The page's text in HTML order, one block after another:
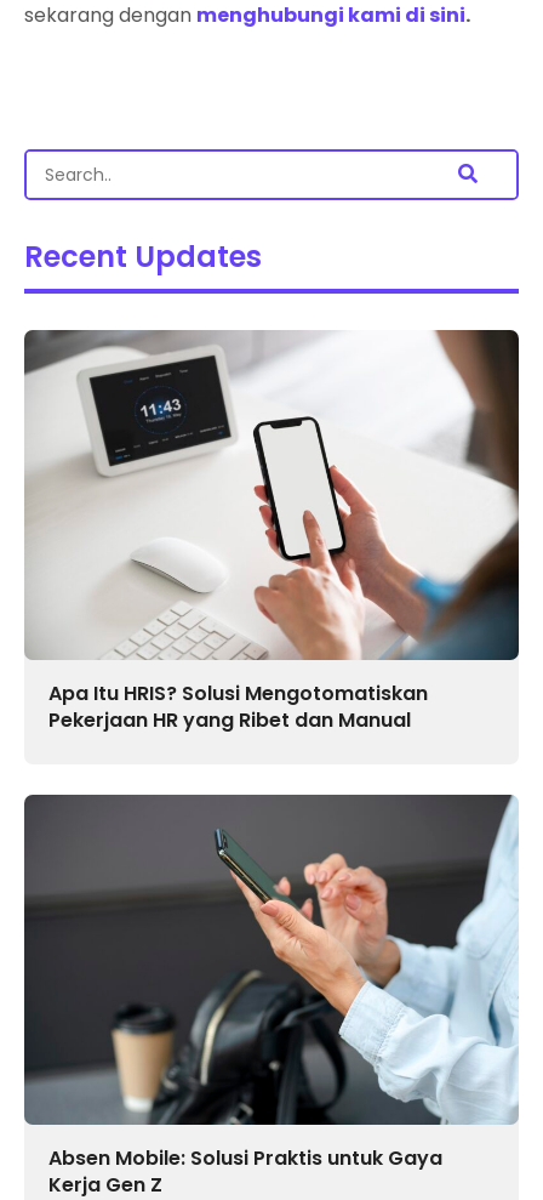
sekarang dengan menghubungi kami di sini.
Recent Updates
Apa Itu HRIS? Solusi Mengotomatiskan
Pekerjaan HR yang Ribet dan Manual
Absen Mobile: Solusi Praktis untuk Gaya
Kerja Gen Z